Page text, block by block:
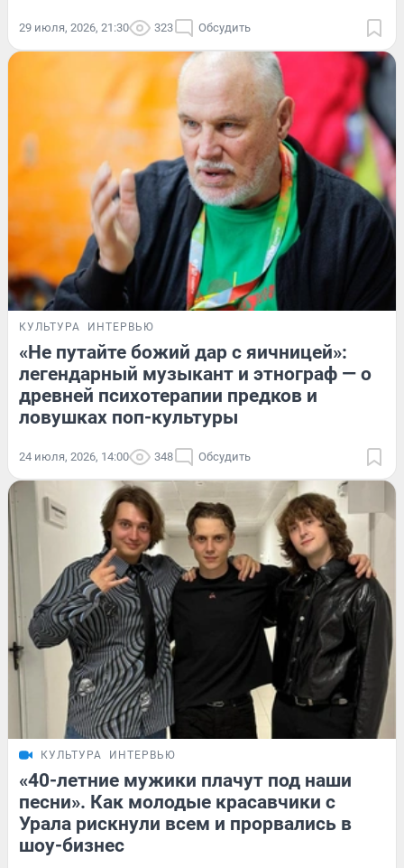
29 июля, 2026, 21:30 323 Обсудить
КУЛЬТУРА ИНТЕРВЬЮ
«Не путайте божий дар с яичницей»:
легендарный музыкант и этнограф — о
древней психотерапии предков и
ловушках поп-культуры
24 июля, 2026, 14:00 348 Обсудить
КУЛЬТУРА ИНТЕРВЬЮ
«40-летние мужики плачут под наши
песни». Как молодые красавчики с
Урала рискнули всем и прорвались в
шоу-бизнес